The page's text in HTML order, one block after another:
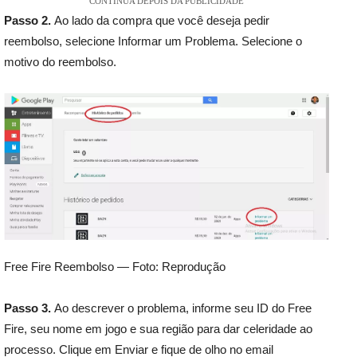
Passo 2. Ao lado da compra que você deseja pedir
reembolso, selecione Informar um Problema. Selecione o
motivo do reembolso.
Free Fire Reembolso — Foto: Reprodução
Passo 3. Ao descrever o problema, informe seu ID do Free
Fire, seu nome em jogo e sua região para dar celeridade ao
processo. Clique em Enviar e fique de olho no email